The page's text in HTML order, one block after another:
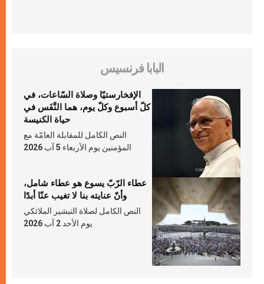
البابا فرنسيس
الإفخارستيّا وصلاة السّاعات، في
كلّ أسبوع وكلّ يوم، هما النَّفَس في
حياة الكنيسة
النص الكامل للمقابلة العامّة مع
المؤمنين يوم الأربعاء 5 آب 2026
عطاء الرّبّ يسوع هو عطاء شامل،
وأنّ عنايته بنا لا تغيب عنّا أبدًا
النص الكامل لصلاة التبشير الملائكي
يوم الأحد 2 آب 2026